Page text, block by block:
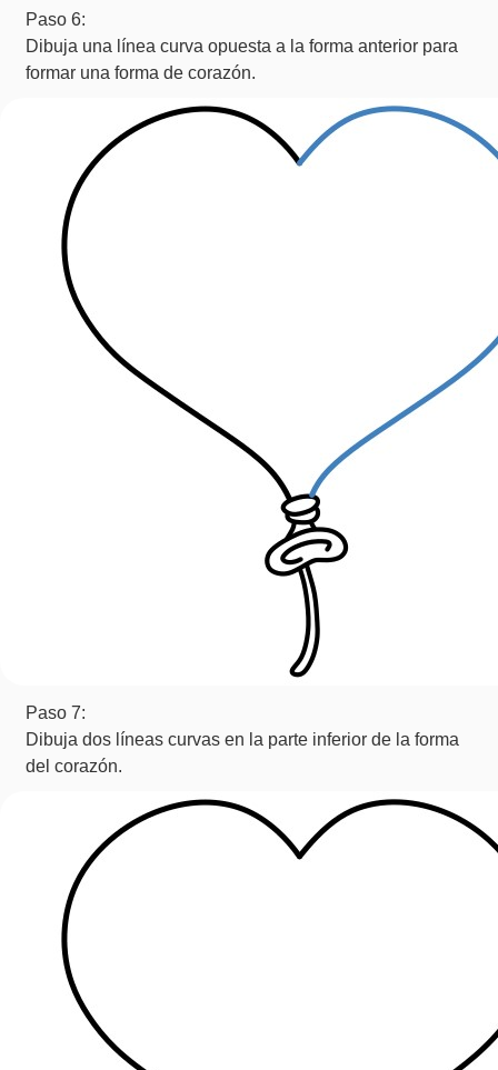
Paso 6:
Dibuja una línea curva opuesta a la forma anterior para
formar una forma de corazón.
Paso 7:
Dibuja dos líneas curvas en la parte inferior de la forma
del corazón.